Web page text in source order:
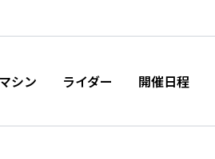
マシン ライダー 開催日程